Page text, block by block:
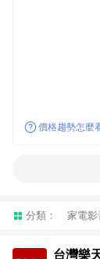
價格趨勢怎麼
分類： 家電影
台灣樂